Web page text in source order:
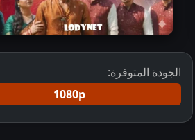
الجودة المتوفرة:
1080p